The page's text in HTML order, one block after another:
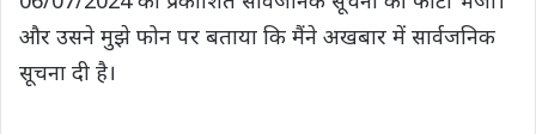
और उसने मुझे फोन पर बताया कि मैंने अखबार में सार्वजनिक
सूचना दी है।